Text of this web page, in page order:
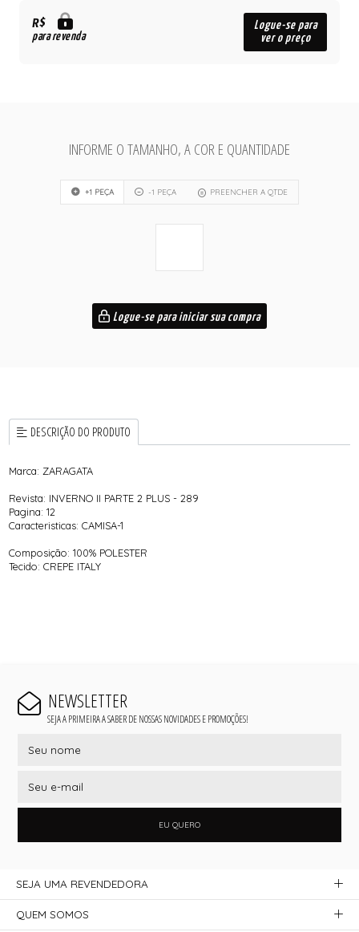
R$
para revenda
Logue-se para
ver o preço
INFORME O TAMANHO, A COR E QUANTIDADE
+1 PEÇA -1 PEÇA PREENCHER A QTDE
Logue-se para iniciar sua compra
DESCRIÇÃO DO PRODUTO
Marca: ZARAGATA
Revista: INVERNO II PARTE 2 PLUS - 289
Pagina: 12
Caracteristicas: CAMISA-1
Composição: 100% POLESTER
Tecido: CREPE ITALY
NEWSLETTER
SEJA A PRIMEIRA A SABER DE NOSSAS NOVIDADES E PROMOÇÕES!
EU QUERO
SEJA UMA REVENDEDORA
QUEM SOMOS